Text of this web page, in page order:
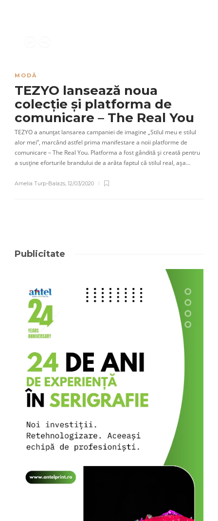
MODĂ
TEZYO lansează noua
colecție și platforma de
comunicare – The Real You
TEZYO a anunțat lansarea campaniei de imagine „Stilul meu e stilul
alor mei”, marcând astfel prima manifestare a noii platforme de
comunicare – The Real You. Platforma a fost gândită și creată pentru
a susține eforturile brandului de a arăta faptul că stilul real, așa…
Amelia Turp-Balazs, 12/03/2020
Publicitate